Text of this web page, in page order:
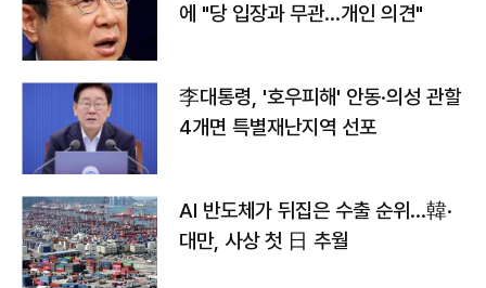
에 "당 입장과 무관…개인 의견"
李대통령, '호우피해' 안동·의성 관할
4개면 특별재난지역 선포
AI 반도체가 뒤집은 수출 순위…韓·
대만, 사상 첫 日 추월